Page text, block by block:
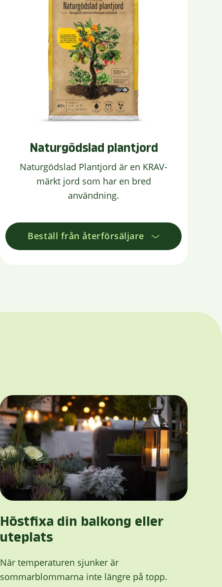
Naturgödslad plantjord
Naturgödslad Plantjord är en KRAV-
märkt jord som har en bred
användning.
Beställ från återförsäljare
Höstfixa din balkong eller
uteplats
När temperaturen sjunker är
sommarblommarna inte längre på topp.